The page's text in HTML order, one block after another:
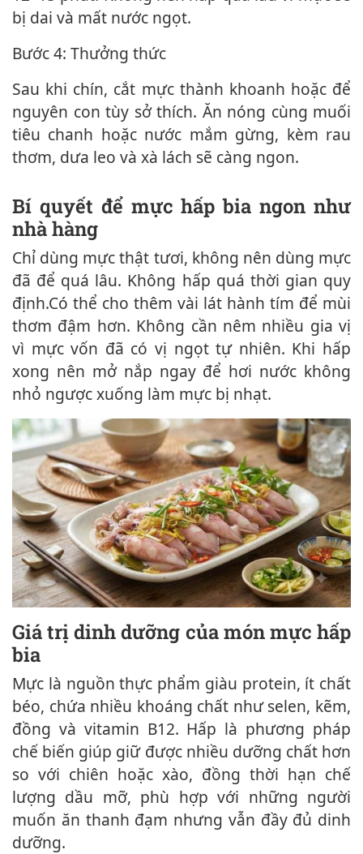
bị dai và mất nước ngọt.
Bước 4: Thưởng thức
Sau khi chín, cắt mực thành khoanh hoặc để
nguyên con tùy sở thích. Ăn nóng cùng muối
tiêu chanh hoặc nước mắm gừng, kèm rau
thơm, dưa leo và xà lách sẽ càng ngon.
Bí quyết để mực hấp bia ngon như
nhà hàng
Chỉ dùng mực thật tươi, không nên dùng mực
đã để quá lâu. Không hấp quá thời gian quy
định.Có thể cho thêm vài lát hành tím để mùi
thơm đậm hơn. Không cần nêm nhiều gia vị
vì mực vốn đã có vị ngọt tự nhiên. Khi hấp
xong nên mở nắp ngay để hơi nước không
nhỏ ngược xuống làm mực bị nhạt.
Giá trị dinh dưỡng của món mực hấp
bia
Mực là nguồn thực phẩm giàu protein, ít chất
béo, chứa nhiều khoáng chất như selen, kẽm,
đồng và vitamin B12. Hấp là phương pháp
chế biến giúp giữ được nhiều dưỡng chất hơn
so với chiên hoặc xào, đồng thời hạn chế
lượng dầu mỡ, phù hợp với những người
muốn ăn thanh đạm nhưng vẫn đầy đủ dinh
dưỡng.